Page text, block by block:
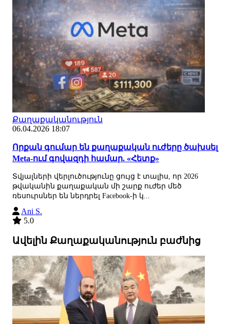
Քաղաքականություն
06.04.2026 18:07
Որքան գումար են քաղաքական ուժերը ծախսել
Meta-ում գովազդի համար. «Հետք»
Տվյալների վերլուծությունը ցույց է տալիս, որ 2026
թվականին քաղաքական մի շարք ուժեր մեծ
ռեսուրսներ են ներդրել Facebook-ի կ...
Ani S.
5.0
Ավելին Քաղաքականություն բաժնից